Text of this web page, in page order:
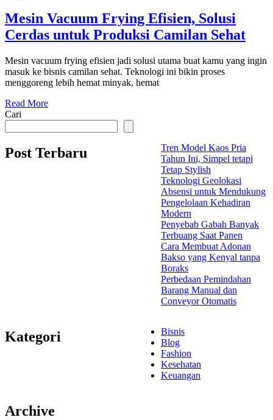
Mesin Vacuum Frying Efisien, Solusi
Cerdas untuk Produksi Camilan Sehat
Mesin vacuum frying efisien jadi solusi utama buat kamu yang ingin
masuk ke bisnis camilan sehat. Teknologi ini bikin proses
menggoreng lebih hemat minyak, hemat
Read More
Cari
Post Terbaru
Tren Model Kaos Pria
Tahun Ini, Simpel tetapi
Tetap Stylish
Teknologi Geolokasi
Absensi untuk Mendukung
Pengelolaan Kehadiran
Modern
Penyebab Gabah Banyak
Terbuang Saat Panen
Cara Membuat Adonan
Bakso yang Kenyal tanpa
Boraks
Perbedaan Pemindahan
Barang Manual dan
Conveyor Otomatis
Kategori
Bisnis
Blog
Fashion
Kesehatan
Keuangan
Archive